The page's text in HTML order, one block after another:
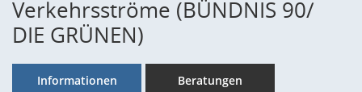
Verkehrsströme (BÜNDNIS 90/
DIE GRÜNEN)
Informationen Beratungen